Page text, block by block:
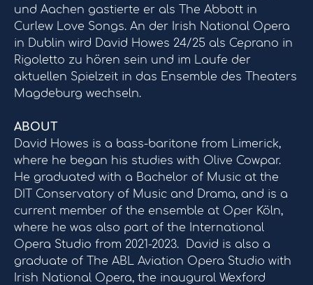
und Aachen gastierte er als The Abbott in
Curlew Love Songs. An der Irish National Opera
in Dublin wird David Howes 24/25 als Ceprano in
Rigoletto zu hören sein und im Laufe der
aktuellen Spielzeit in das Ensemble des Theaters
Magdeburg wechseln.
ABOUT
David Howes is a bass-baritone from Limerick,
where he began his studies with Olive Cowpar.
He graduated with a Bachelor of Music at the
DIT Conservatory of Music and Drama, and is a
current member of the ensemble at Oper Köln,
where he was also part of the International
Opera Studio from 2021-2023. David is also a
graduate of The ABL Aviation Opera Studio with
Irish National Opera, the inaugural Wexford